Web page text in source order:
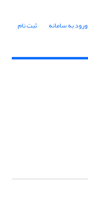
ورود به سامانه ثبت نام